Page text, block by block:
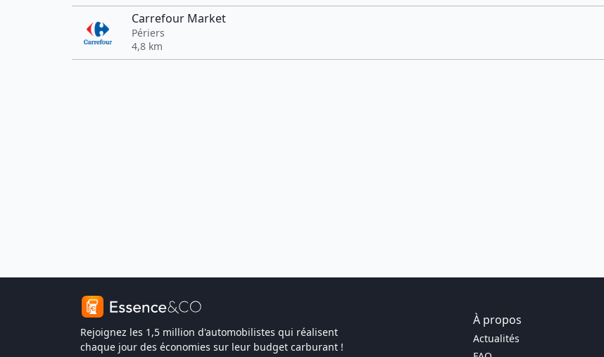
Carrefour Market
Périers
4,8 km
Rejoignez les 1,5 million d'automobilistes qui réalisent
chaque jour des économies sur leur budget carburant !
À propos
Actualités